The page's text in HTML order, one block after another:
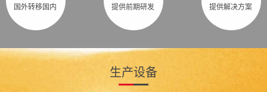
国外转移国内
提供前期研发
提供解决方案
生产设备